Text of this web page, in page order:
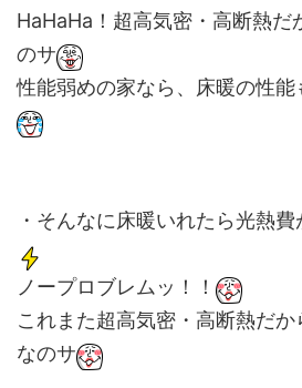
HaHaHa！超高気密・高断熱だ
のサ
性能弱めの家なら、床暖の性
・そんなに床暖いれたら光熱
ノープロブレムッ！！
これまた超高気密・高断熱だ
なのサ